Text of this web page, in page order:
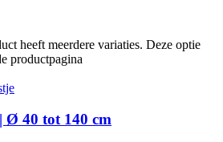
heeft meerdere variaties. Deze optie
productpagina
40 tot 140 cm